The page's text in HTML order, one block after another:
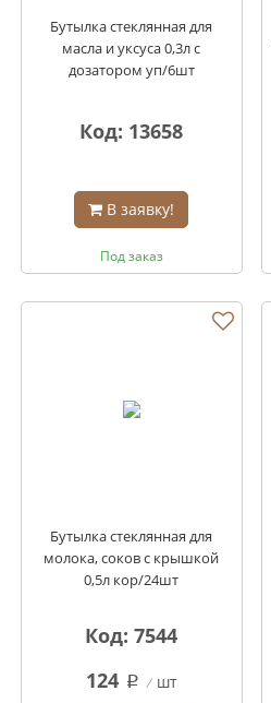
Бутылка стеклянная для
масла и уксуса 0,3л с
дозатором уп/6шт
Код: 13658
В заявку!
Под заказ
Бутылка стеклянная для
молока, соков с крышкой
0,5л кор/24шт
Код: 7544
124 q шт